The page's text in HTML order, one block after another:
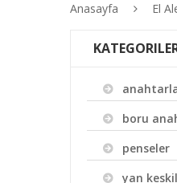
Anasayfa El
boru
penseler
yan